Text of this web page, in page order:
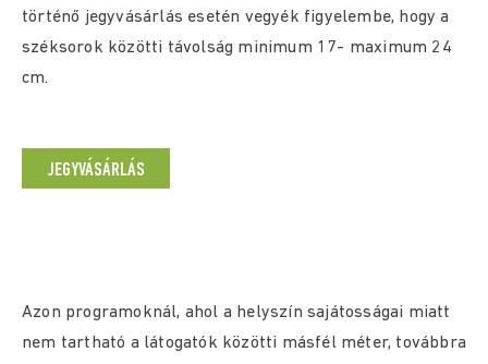
történő jegyvásárlás esetén vegyék figyelembe, hogy a
széksorok közötti távolság minimum 17- maximum 24
cm.
JEGYVÁSÁRLÁS
Azon programoknál, ahol a helyszín sajátosságai miatt
nem tartható a látogatók közötti másfél méter, továbbra